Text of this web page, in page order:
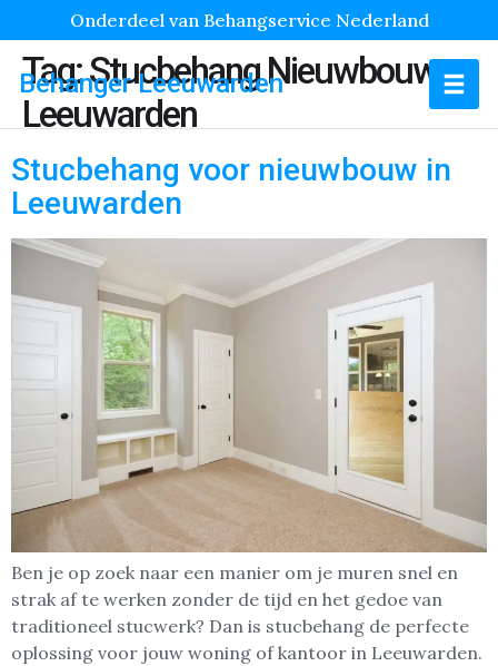
Onderdeel van Behangservice Nederland
Behanger Leeuwarden
Tag:Stucbehang Nieuwbouw
Leeuwarden
Stucbehang voor nieuwbouw in
Leeuwarden
Ben je op zoek naar een manier om je muren snel en
strak af te werken zonder de tijd en het gedoe van
traditioneel stucwerk? Dan is stucbehang de perfecte
oplossing voor jouw woning of kantoor in Leeuwarden.